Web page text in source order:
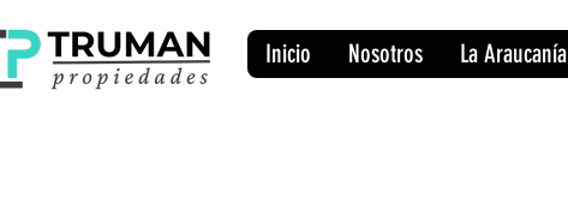
Inicio Nosotros La Araucanía